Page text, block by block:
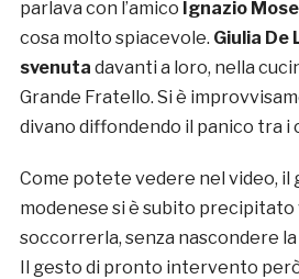
parlava con l’amico Ignazio
cosa molto spiacevole. Giulia De
svenuta davanti a loro, nella
Grande Fratello. Si è
divano diffondendo il panico tra i
Come potete vedere nel video, il
modenese si è subito precipitato
soccorrerla, senza nascondere la
Il gesto di pronto intervento